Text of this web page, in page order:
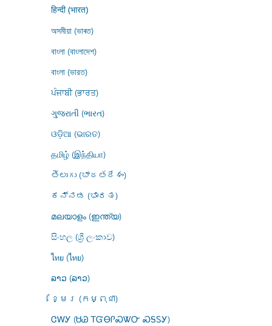
हिन्दी (भारत)
অসমীয়া (ভাৰত)
বাংলা (বাংলাদেশ)
বাংলা (ভারত)
ਪੰਜਾਬੀ (ਭਾਰਤ)
ગુજરાતી (ભારત)
ଓଡ଼ିଆ (ଭାରତ)
தமிழ் (இந்தியா)
తెలుగు (భారతదేశం)
ಕನ್ನಡ (ಭಾರತ)
മലയാളം (ഇന്ത്യ)
සිංහල (ශ්‍රී ලංකාව)
ไทย (ไทย)
ລາວ (ລາວ)
ខ្មែរ (កម្ពុជា)
ᏣᎳᎩ (ᏌᏊ ᎢᏳᎾᎵᏍᏔᏅ ᏍᎦᏚᎩ)